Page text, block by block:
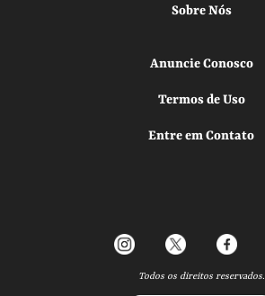
Sobre Nós
Anuncie Conosco
Termos de Uso
Entre em Contato
Todos os direitos reservados.